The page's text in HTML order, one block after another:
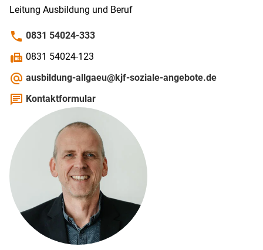
Leitung Ausbildung und Beruf
phone 0831 54024-333
fax 0831 54024-123
alternate_email ausbildung-allgaeu@kjf-soziale-angebote.de
chat Kontaktformular